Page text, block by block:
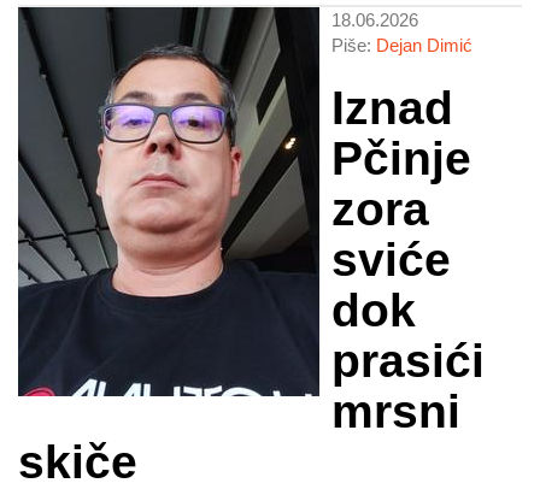
18.06.2026
Piše: Dejan Dimić
Iznad
Pčinje
zora
sviće
dok
prasići
mrsni
skiče